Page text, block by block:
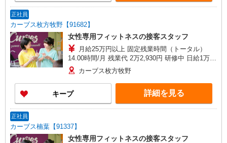
正社員
カーブス枚方牧野【91682】
女性専用フィットネスの接客スタッフ
月給25万円以上 固定残業時間（トータル）
14.00時間/月 残業代 2万2,930円 研修中 日給1万
763円以上(研修期間3ヶ月 習熟度により変動) ・基
本給 213,070円 ・固定残業代（14時間）
22,930円 ※固定残業時間を超える時間外労働、休
日労働および深夜労働に対して割増賃金を追加で
お支払い ・夕刻手当 14,000円〜
カーブス枚方牧野
キープ 詳細を見る
正社員
カーブス楠葉【91337】
女性専用フィットネスの接客スタッフ